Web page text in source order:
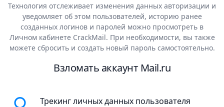
Технология отслеживает изменения данных авторизации и
уведомляет об этом пользователей, историю ранее
созданных логинов и паролей можно просмотреть в
Личном кабинете CrackMail. При необходимости, вы также
можете сбросить и создать новый пароль самостоятельно.
Взломать аккаунт Mail.ru
Трекинг личных данных пользователя